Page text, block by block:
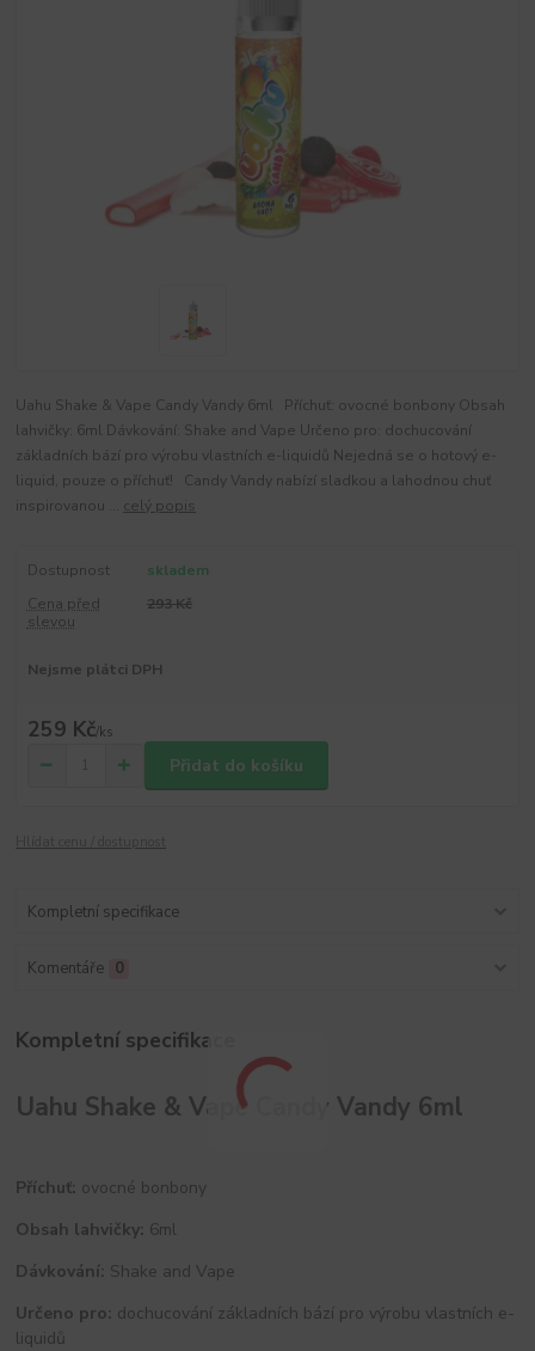
Uahu Shake & Vape Candy Vandy 6ml Příchuť: ovocné bonbony Obsah
lahvičky: 6ml Dávkování: Shake and Vape Určeno pro: dochucování
základních bází pro výrobu vlastních e-liquidů Nejedná se o hotový e-
liquid, pouze o příchuť! Candy Vandy nabízí sladkou a lahodnou chuť
inspirovanou ... celý popis
Dostupnost
skladem
Cena před
slevou
293 Kč
Nejsme plátci DPH
259 Kč/ks
Přidat do košíku
Kompletní specifikace
Komentáře 0
Kompletní specifikace
Uahu Shake & Vape Candy Vandy 6ml
Příchuť: ovocné bonbony
Obsah lahvičky: 6ml
Dávkování: Shake and Vape
Určeno pro: dochucování základních bází pro výrobu vlastních e-
liquidů